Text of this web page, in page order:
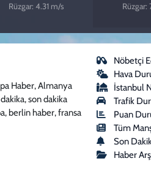
Rüzgar: 4.31 m/s
Rüzgar:
Haber, Almanya
son dakika
berlin haber, fransa
Nöbetçi
Hava
İstanbul
Trafik
Puan
Tüm
Son
Haber